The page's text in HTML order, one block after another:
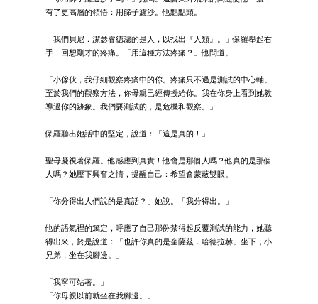
有了更高層的領悟：用篩子濾沙。他點點頭。
「我們貝尼．潔瑟睿德濾的是人，以找出『人類』。」保羅舉起右
手，回想剛才的疼痛。「用這種方法疼痛？」他問道。
「小傢伙，我仔細觀察疼痛中的你。疼痛只不過是測試的中心軸。
至於我們的觀察方法，你母親已經傳授給你。我在你身上看到她教
導過你的跡象。我們要測試的，是危機和觀察。」
保羅聽出她話中的堅定，說道：「這是真的！」
聖母凝視著保羅。他感應到真實！他會是那個人嗎？他真的是那個
人嗎？她壓下興奮之情，提醒自己：希望會蒙蔽雙眼。
「你分得出人們說的是真話？」她說。「我分得出。」
他的語氣裡的篤定，呼應了自己那份禁得起反覆測試的能力，她聽
得出來，於是說道：「也許你真的是奎薩茲．哈德拉赫。坐下，小
兄弟，坐在我腳邊。」
「我寧可站著。」
「你母親以前就坐在我腳邊。」